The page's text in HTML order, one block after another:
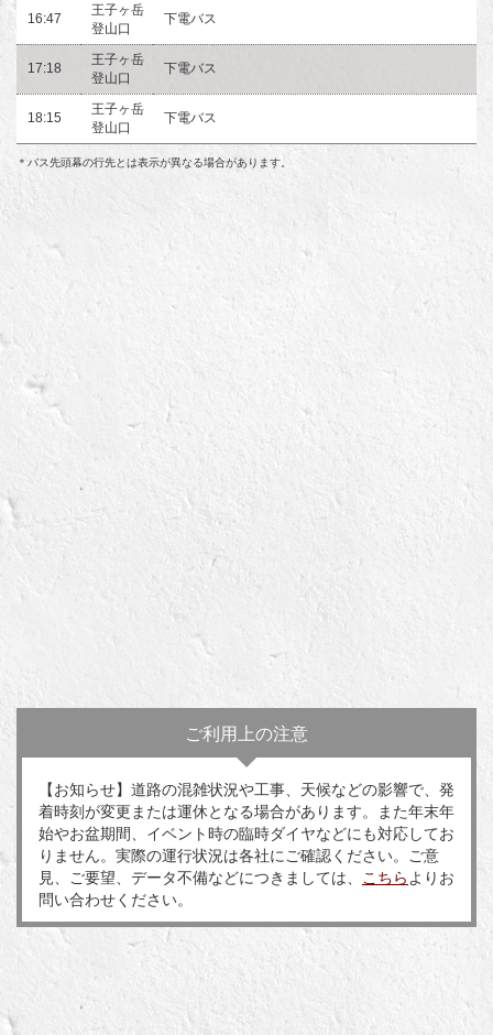
16:47
王子ヶ岳
登山口
下電バス
17:18
王子ヶ岳
登山口
下電バス
18:15
王子ヶ岳
登山口
下電バス
＊バス先頭幕の行先とは表示が異なる場合があります。
ご利用上の注意
【お知らせ】道路の混雑状況や工事、天候などの影響で、発
着時刻が変更または運休となる場合があります。また年末年
始やお盆期間、イベント時の臨時ダイヤなどにも対応してお
りません。実際の運行状況は各社にご確認ください。ご意
見、ご要望、データ不備などにつきましては、
こちら よりお
問い合わせください。